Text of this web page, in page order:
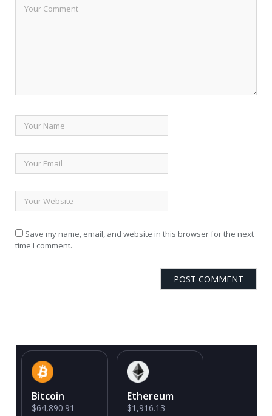
Save my name, email, and website in this browser for the next
time I comment.
Bitcoin
$64,890.91
Ethereum
$1,916.13